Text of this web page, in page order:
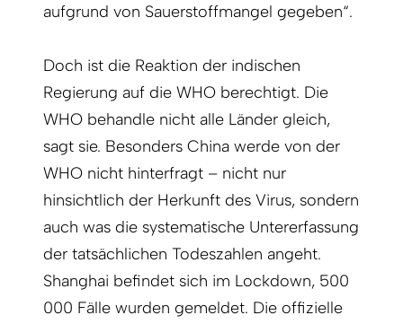
aufgrund von Sauerstoffmangel gegeben“.
Doch ist die Reaktion der indischen
Regierung auf die WHO berechtigt. Die
WHO behandle nicht alle Länder gleich,
sagt sie. Besonders China werde von der
WHO nicht hinterfragt – nicht nur
hinsichtlich der Herkunft des Virus, sondern
auch was die systematische Untererfassung
der tatsächlichen Todeszahlen angeht.
Shanghai befindet sich im Lockdown, 500
000 Fälle wurden gemeldet. Die offizielle